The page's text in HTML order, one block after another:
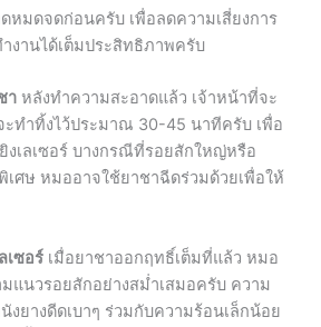
าหลังทำความสะอาดแล้ว เจ้าหน้าที่จะ
ทำทิ้งไว้ประมาณ 30-45 นาทีครับ เพื่อ
เศษ หมออาจใช้ยาชาฉีดร่วมด้วยเพื่อให้
เซอร์เมื่อยาชาออกฤทธิ์เต็มที่แล้ว หมอ
แนวรอยสักอย่างสม่ำเสมอครับ ความ
ที ขึ้นอยู่กับขนาดของรอยสักครับ
ารณ์ Frostingขณะยิงเลเซอร์จะเกิดจุดสี